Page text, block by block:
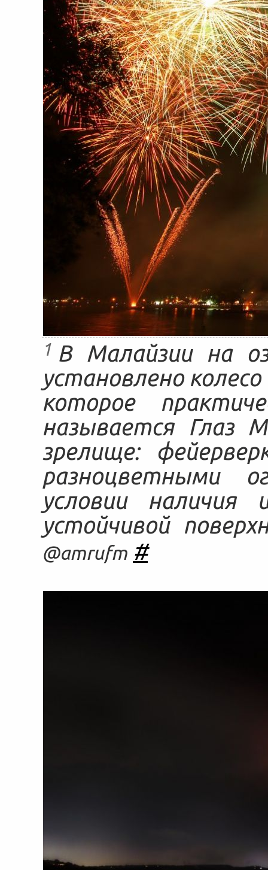
1 В Малайзии на
установлено
которое
называется Глаз
зрелище:
разноцветными
условии
устойчивой
@amrufm #